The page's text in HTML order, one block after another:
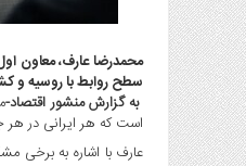
،
بیمه
و
ارز
دیجیتال
کشاورزی
محمدرضا عارف، معاون
سطح روابط با روسیه و
به گزارش منشور اقتصاد-
است که هر ایرانی در هر
عارف با اشاره به برخی